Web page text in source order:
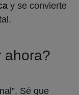
y se convierte
ahora?
Sé que